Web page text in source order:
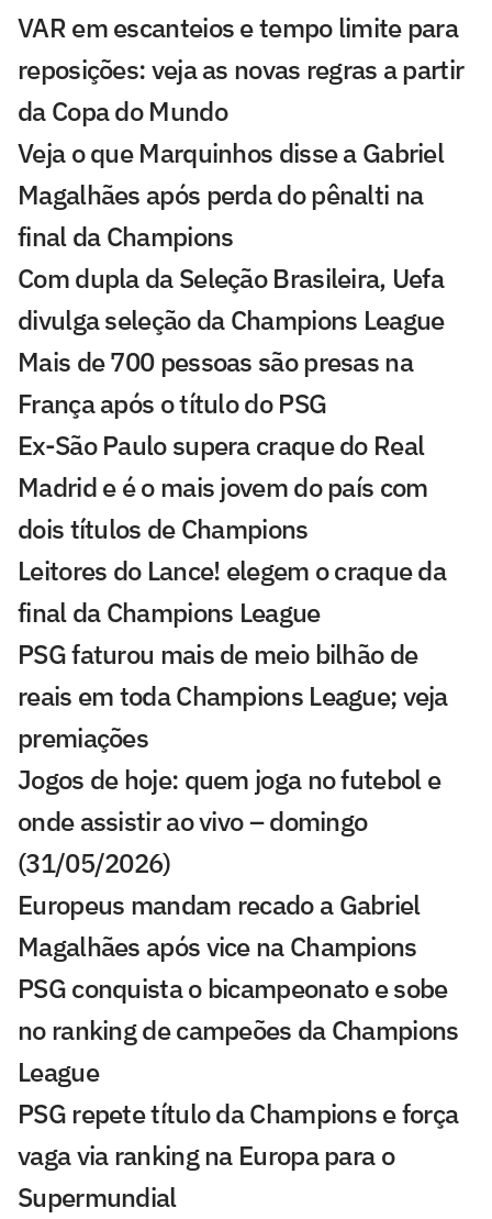
VAR em escanteios e tempo limite para
reposições: veja as novas regras a partir
da Copa do Mundo
Veja o que Marquinhos disse a Gabriel
Magalhães após perda do pênalti na
final da Champions
Com dupla da Seleção Brasileira, Uefa
divulga seleção da Champions League
Mais de 700 pessoas são presas na
França após o título do PSG
Ex-São Paulo supera craque do Real
Madrid e é o mais jovem do país com
dois títulos de Champions
Leitores do Lance! elegem o craque da
final da Champions League
PSG faturou mais de meio bilhão de
reais em toda Champions League; veja
premiações
Jogos de hoje: quem joga no futebol e
onde assistir ao vivo – domingo
(31/05/2026)
Europeus mandam recado a Gabriel
Magalhães após vice na Champions
PSG conquista o bicampeonato e sobe
no ranking de campeões da Champions
League
PSG repete título da Champions e força
vaga via ranking na Europa para o
Supermundial